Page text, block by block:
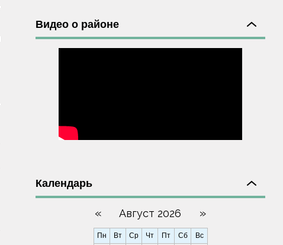
Видео о районе
Календарь
« Август 2026 »
Пн Вт Ср Чт Пт Сб Вс